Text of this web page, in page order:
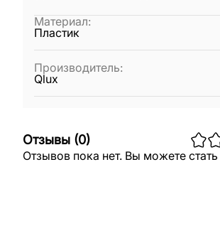
Материал:
Пластик
Производитель:
Qlux
Отзывы (0)
Отзывов пока нет. Вы можете